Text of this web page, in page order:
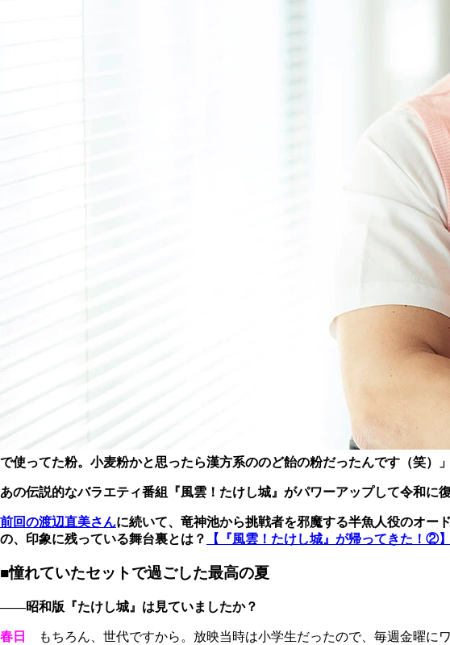
で使ってた粉。小麦粉かと思ったら漢方系ののど飴の粉だったんです（笑）
あの伝説的なバラエティ番組『風雲！たけし城』がパワーアップして令和
前回の渡辺直美さんに続いて、竜神池から挑戦者を邪魔する半魚人役のオー
の、印象に残っている舞台裏とは？
【『風雲！たけし城』が帰ってきた！②】
■憧れていたセットで過ごした最高の夏
――昭和版『たけし城』は見ていましたか？
春日
もちろん、世代ですから。放映当時は小学生だったので、毎週金曜